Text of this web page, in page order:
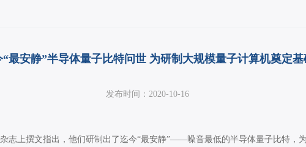
“最安静”半导体量子比特问世 为研制大规模量子计算机奠定基
发布时间：2020-10-16
志上撰文指出，他们研制出了迄今“最安静”——噪音最低的半导体量子比特，